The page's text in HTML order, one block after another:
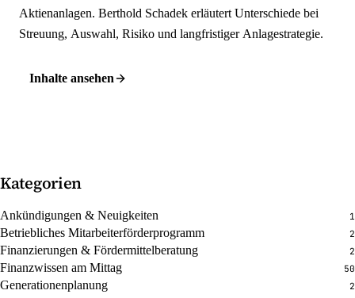
Aktienanlagen. Berthold Schadek erläutert Unterschiede bei
Streuung, Auswahl, Risiko und langfristiger Anlagestrategie.
Inhalte ansehen
Kategorien
Ankündigungen & Neuigkeiten 1
Betriebliches Mitarbeiterförderprogramm 2
Finanzierungen & Fördermittelberatung 2
Finanzwissen am Mittag 50
Generationenplanung 2